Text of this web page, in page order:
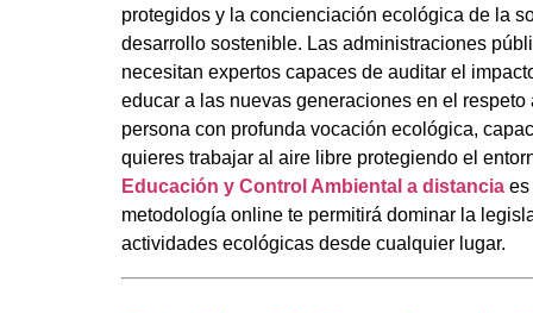
protegidos y la concienciación ecológica de la
desarrollo sostenible. Las administraciones
necesitan expertos capaces de auditar el
educar a las nuevas generaciones en el
persona con profunda vocación ecológica,
quieres trabajar al aire libre protegiendo el
Educación y Control Ambiental a distancia es
metodología online te permitirá dominar la
actividades ecológicas desde cualquier lugar.